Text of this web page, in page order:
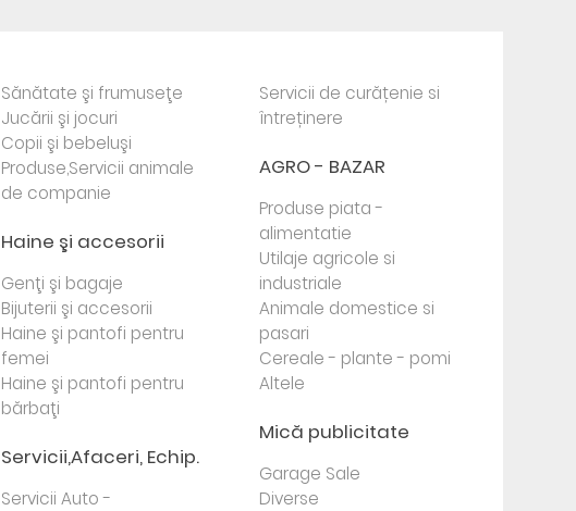
Sănătate şi frumuseţe
Jucării şi jocuri
Copii şi bebeluşi
Produse,Servicii animale
de companie
Haine şi accesorii
Genţi şi bagaje
Bijuterii şi accesorii
Haine şi pantofi pentru
femei
Haine şi pantofi pentru
bărbaţi
Servicii,Afaceri, Echip.
Servicii Auto -
Servicii de curățenie si
întreținere
AGRO - BAZAR
Produse piata -
alimentatie
Utilaje agricole si
industriale
Animale domestice si
pasari
Cereale - plante - pomi
Altele
Mică publicitate
Garage Sale
Diverse